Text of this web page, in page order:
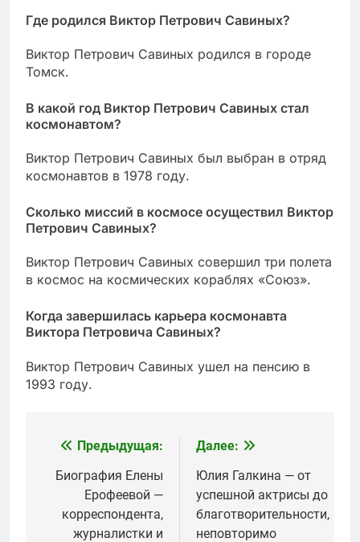
Где родился Виктор Петрович Савиных?
Виктор Петрович Савиных родился в городе
Томск.
В какой год Виктор Петрович Савиных стал
космонавтом?
Виктор Петрович Савиных был выбран в отряд
космонавтов в 1978 году.
Сколько миссий в космосе осуществил Виктор
Петрович Савиных?
Виктор Петрович Савиных совершил три полета
в космос на космических кораблях «Союз».
Когда завершилась карьера космонавта
Виктора Петровича Савиных?
Виктор Петрович Савиных ушел на пенсию в
1993 году.
Навигация
по
записям
Предыдущая:
Биография Елены
Ерофеевой —
корреспондента,
журналистки и
Далее:
Юлия Галкина — от
успешной актрисы до
благотворительности,
неповторимо